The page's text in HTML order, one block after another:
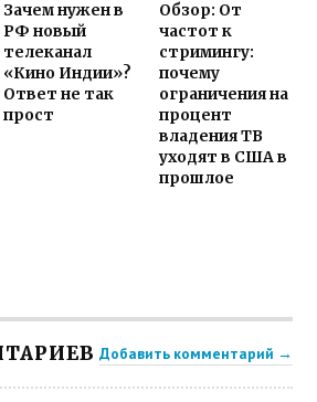
Зачем нужен в
РФ новый
телеканал
«Кино Индии»?
Ответ не так
прост
Обзор: От
частот к
стримингу:
почему
ограничения на
процент
владения ТВ
уходят в США в
прошлое
Добавить комментарий →